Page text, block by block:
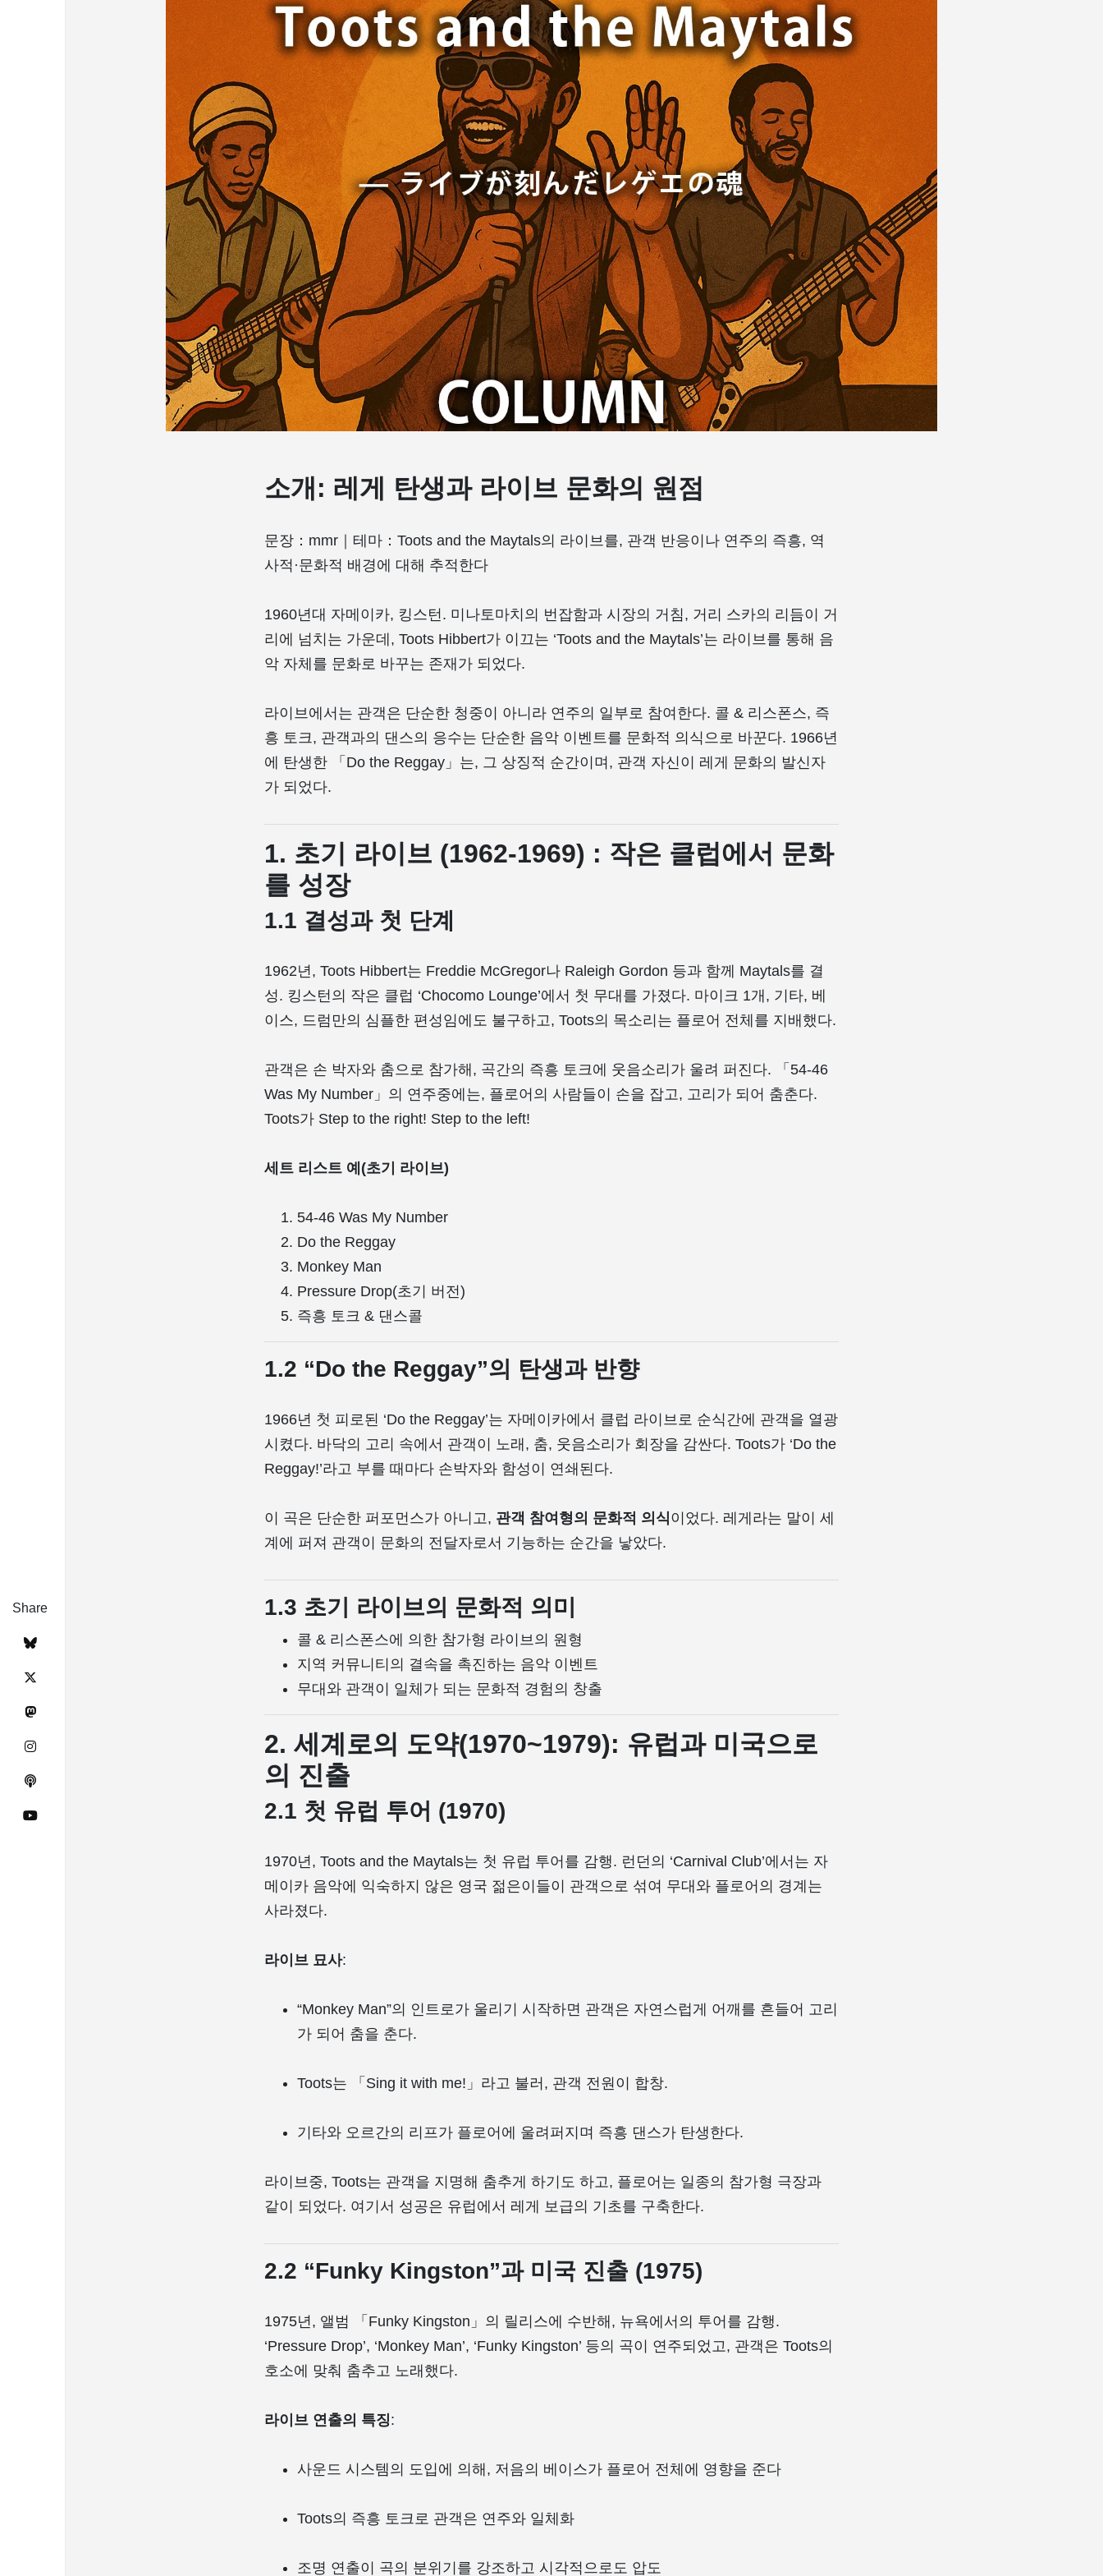
소개: 레게 탄생과 라이브 문화의 원점
문장：mmr｜테마：Toots and the Maytals의 라이브를, 관객 반응이나 연주의 즉흥, 역
사적·문화적 배경에 대해 추적한다
1960년대 자메이카, 킹스턴. 미나토마치의 번잡함과 시장의 거침, 거리 스카의 리듬이 거
리에 넘치는 가운데, Toots Hibbert가 이끄는 ‘Toots and the Maytals’는 라이브를 통해 음
악 자체를 문화로 바꾸는 존재가 되었다.
라이브에서는 관객은 단순한 청중이 아니라 연주의 일부로 참여한다. 콜 & 리스폰스, 즉
흥 토크, 관객과의 댄스의 응수는 단순한 음악 이벤트를 문화적 의식으로 바꾼다. 1966년
에 탄생한 「Do the Reggay」는, 그 상징적 순간이며, 관객 자신이 레게 문화의 발신자
가 되었다.
1. 초기 라이브 (1962-1969) : 작은 클럽에서 문화
를 성장
1.1 결성과 첫 단계
1962년, Toots Hibbert는 Freddie McGregor나 Raleigh Gordon 등과 함께 Maytals를 결
성. 킹스턴의 작은 클럽 ‘Chocomo Lounge’에서 첫 무대를 가졌다. 마이크 1개, 기타, 베
이스, 드럼만의 심플한 편성임에도 불구하고, Toots의 목소리는 플로어 전체를 지배했다.
관객은 손 박자와 춤으로 참가해, 곡간의 즉흥 토크에 웃음소리가 울려 퍼진다. 「54-46
Was My Number」의 연주중에는, 플로어의 사람들이 손을 잡고, 고리가 되어 춤춘다.
Toots가 Step to the right! Step to the left!
세트 리스트 예(초기 라이브)
54-46 Was My Number
Do the Reggay
Monkey Man
Pressure Drop(초기 버전)
즉흥 토크 & 댄스콜
1.2 “Do the Reggay”의 탄생과 반향
1966년 첫 피로된 ‘Do the Reggay’는 자메이카에서 ​​클럽 라이브로 순식간에 관객을 열광
시켰다. 바닥의 ​​고리 속에서 관객이 노래, 춤, 웃음소리가 회장을 감싼다. Toots가 ‘Do the
Reggay!’라고 부를 때마다 손박자와 함성이 연쇄된다.
이 곡은 단순한 퍼포먼스가 아니고, 관객 참여형의 문화적 의식이었다. 레게라는 말이 세
계에 퍼져 관객이 문화의 전달자로서 기능하는 순간을 낳았다.
1.3 초기 라이브의 문화적 의미
콜 & 리스폰스에 의한 참가형 라이브의 원형
지역 커뮤니티의 결속을 촉진하는 음악 이벤트
무대와 관객이 일체가 되는 문화적 경험의 창출
2. 세계로의 도약(1970~1979): 유럽과 미국으로
의 진출
2.1 첫 유럽 투어 (1970)
1970년, Toots and the Maytals는 첫 유럽 투어를 감행. 런던의 ‘Carnival Club’에서는 자
메이카 음악에 익숙하지 않은 영국 젊은이들이 관객으로 섞여 무대와 플로어의 경계는
사라졌다.
라이브 묘사:
“Monkey Man”의 인트로가 울리기 시작하면 관객은 자연스럽게 어깨를 흔들어 고리
가 되어 춤을 춘다.
Toots는 「Sing it with me!」라고 불러, 관객 전원이 합창.
기타와 오르간의 리프가 플로어에 울려퍼지며 즉흥 댄스가 탄생한다.
라이브중, Toots는 관객을 지명해 춤추게 하기도 하고, 플로어는 일종의 참가형 극장과
같이 되었다. 여기서 성공은 유럽에서 레게 보급의 기초를 구축한다.
2.2 “Funky Kingston”과 미국 진출 (1975)
1975년, 앨범 「Funky Kingston」의 릴리스에 수반해, 뉴욕에서의 투어를 ​​감행.
‘Pressure Drop’, ‘Monkey Man’, ‘Funky Kingston’ 등의 곡이 연주되었고, 관객은 Toots의
호소에 맞춰 춤추고 노래했다.
라이브 연출의 특징:
사운드 시스템의 도입에 의해, 저음의 베이스가 플로어 전체에 영향을 준다
Toots의 즉흥 토크로 관객은 연주와 일체화
조명 연출이 곡의 분위기를 강조하고 시각적으로도 압도
Share